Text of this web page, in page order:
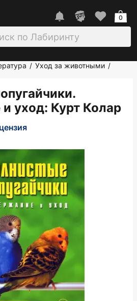
0
/ Уход за животными /
уход: Курт Колар